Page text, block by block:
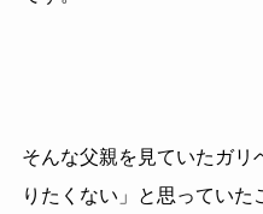
そんな父親を見ていたガリ
りたくない」と思っていた